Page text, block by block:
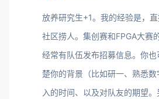
放养研究生+1。我的经验是，
社区捞人。集创赛和FPGA大赛
经常有队伍发布招募信息。你
楚你的背景（比如研一、熟悉
入的时间、以及对队友的期望